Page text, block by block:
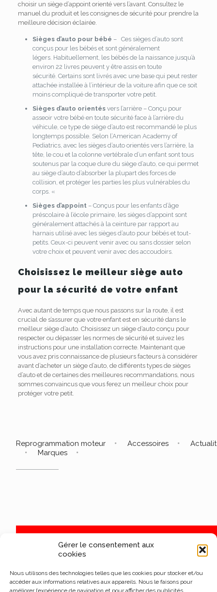
Gérer le consentement aux
cookies
Nous utilisons des technologies telles que les cookies pour stocker et/ou
accéder aux informations relatives aux appareils. Nous le faisons pour
améliorer l’expérience de navigation et pour afficher des publicités
choisir un siège d’appoint orienté vers l’avant. Consultez le
manuel du produit et les consignes de sécurité pour prendre la
meilleure décision éclairée.
Sièges d’auto pour bébé –
Ces sièges d’auto sont
conçus pour les bébés et sont généralement
légers. Habituellement, les bébés de la naissance jusqu’à
environ 22 livres peuvent y être assis en toute
sécurité. Certains sont livrés avec une base qui peut rester
attachée installée à l’intérieur de la voiture afin que ce soit
moins compliqué de transporter votre petit.
Sièges d’auto orientésvers l’arrière – Conçu pour
asseoir votre bébé en toute sécurité face à l’arrière du
véhicule, ce type de siège d’auto est recommandé le plus
longtemps possible. Selon l’American Academy of
Pediatrics, avec les sièges d’auto orientés vers l’arrière, la
tête, le cou et la colonne vertébrale d’un enfant sont tous
soutenus par la coque dure du siège d’auto, ce qui permet
au siège d’auto d’absorber la plupart des forces de
collision, et protéger les parties les plus vulnérables du
corps. «
Sièges d’appoint– Conçus pour les enfants d’âge
préscolaire à l’école primaire, les sièges d’appoint sont
généralement attachés à la ceinture par rapport au
harnais utilisé avec les sièges d’auto pour bébés et tout-
petits. Ceux-ci peuvent venir avec ou sans dossier selon
votre choix et peuvent venir avec des accoudoirs.
Choisissez le meilleur siège auto
pour la sécurité de votre enfant
Avec autant de temps que nous passons sur la route, il est
crucial de s’assurer que votre enfant est en sécurité dans le
meilleur siège d’auto. Choisissez un siège d’auto conçu pour
respecter ou dépasser les normes de sécurité et suivez les
instructions pour une installation correcte. Maintenant que
vous avez pris connaissance de plusieurs facteurs à considérer
avant d’acheter un siège d’auto, de différents types de sièges
d’auto et de certaines des meilleures recommandations, nous
sommes convaincus que vous ferez un meilleur choix pour
protéger votre petit.
Reprogrammation moteur Accessoires
Marques